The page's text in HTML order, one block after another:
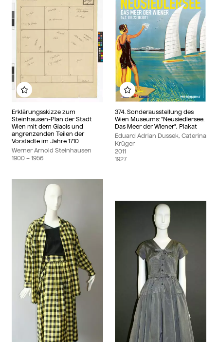
Erklärungsskizze zum
Steinhausen-Plan der Stadt
Wien mit dem Glacis und
angrenzenden Teilen der
Vorstädte im Jahre 1710
Werner Arnold Steinhausen
1900 – 1956
Zu meinem Album hinzufügen
374. Sonderausstellung des
Wien Museums: "Neusiedlersee.
Das Meer der Wiener", Plakat
Eduard Adrian Dussek, Caterina
Krüger
2011
1927
Zu meinem Album